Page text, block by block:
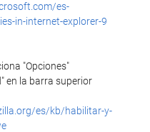
es-
in-internet-explorer-9
"Opciones"
en la barra superior
es/kb/habilitar-y-